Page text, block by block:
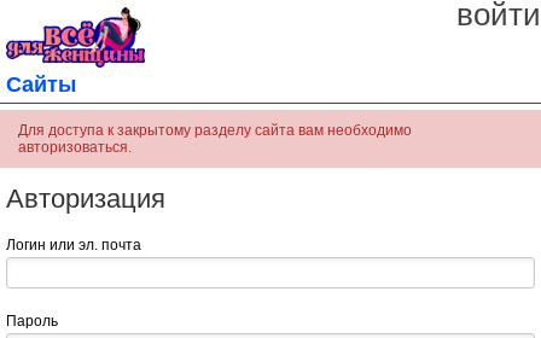
войти
Сайты
Для доступа к закрытому разделу сайта вам необходимо
авторизоваться.
Авторизация
Логин или эл. почта
Пароль